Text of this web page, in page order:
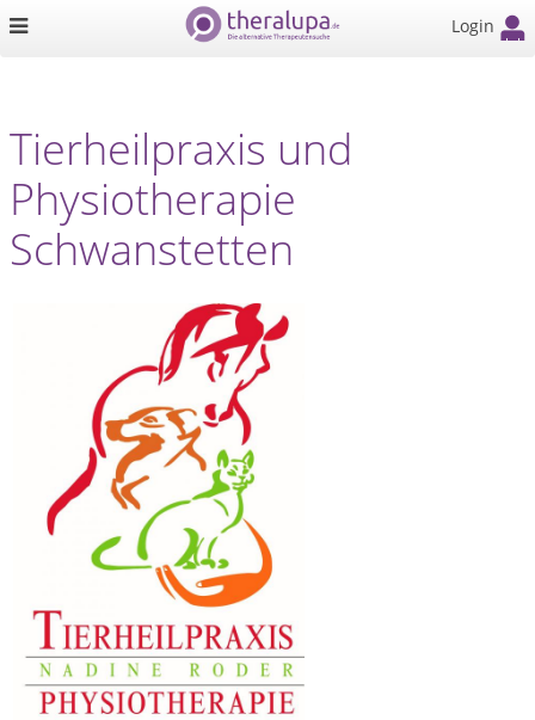
Login
Tierheilpraxis und
Physiotherapie
Schwanstetten